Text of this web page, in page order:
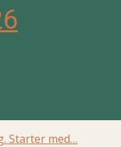
Starter med…